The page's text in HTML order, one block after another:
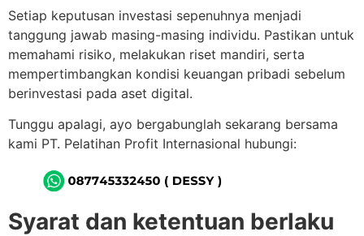
Setiap keputusan investasi sepenuhnya menjadi
tanggung jawab masing-masing individu. Pastikan untuk
memahami risiko, melakukan riset mandiri, serta
mempertimbangkan kondisi keuangan pribadi sebelum
berinvestasi pada aset digital.
Tunggu apalagi, ayo bergabunglah sekarang bersama
kami PT. Pelatihan Profit Internasional hubungi:
Syarat dan ketentuan berlaku